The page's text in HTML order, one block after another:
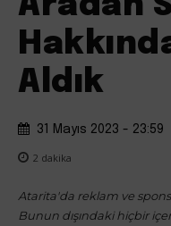
Aradan
Aldık
31 Mayıs 2023 - 23:59
2 dakika
Atarita'da reklam ve
Bunun dışındaki hiçbir